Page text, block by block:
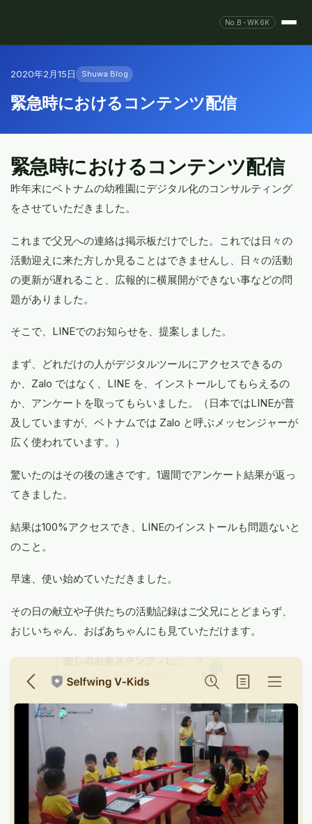
No.B-WK6K
2020年2月15日 Shuwa Blog
緊急時におけるコンテンツ配信
緊急時におけるコンテンツ配信
昨年末にベトナムの幼稚園にデジタル化のコンサルティング
をさせていただきました。
これまで父兄への連絡は掲示板だけでした。これでは日々の
活動迎えに来た方しか見ることはできませんし、日々の活動
の更新が遅れること、広報的に横展開ができない事などの問
題がありました。
そこで、LINEでのお知らせを、提案しました。
まず、どれだけの人がデジタルツールにアクセスできるの
か、Zalo ではなく、LINE を、インストールしてもらえるの
か、アンケートを取ってもらいました。（日本ではLINEが普
及していますが、ベトナムでは Zalo と呼ぶメッセンジャーが
広く使われています。）
驚いたのはその後の速さです。1週間でアンケート結果が返っ
てきました。
結果は100%アクセスでき、LINEのインストールも問題ないと
のこと。
早速、使い始めていただきました。
その日の献立や子供たちの活動記録はご父兄にとどまらず、
おじいちゃん、おばあちゃんにも見ていただけます。